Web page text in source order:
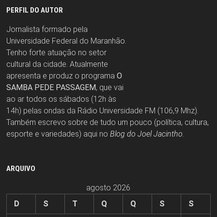
PERFIL DO AUTOR
Jornalista formado pela
Universidade Federal do Maranhão.
Tenho forte atuação no setor
cultural da cidade. Atualmente
apresenta e produz o programa O
SAMBA PEDE PASSAGEM, que vai
ao ar todos os sábados (12h às
14h) pelas ondas da Rádio Universidade FM (106,9 Mhz).
Também escrevo sobre de tudo um pouco (política, cultura,
esporte e variedades) aqui no Blog do Joel Jacintho.
ARQUIVO
agosto 2026
D
S T Q Q S S